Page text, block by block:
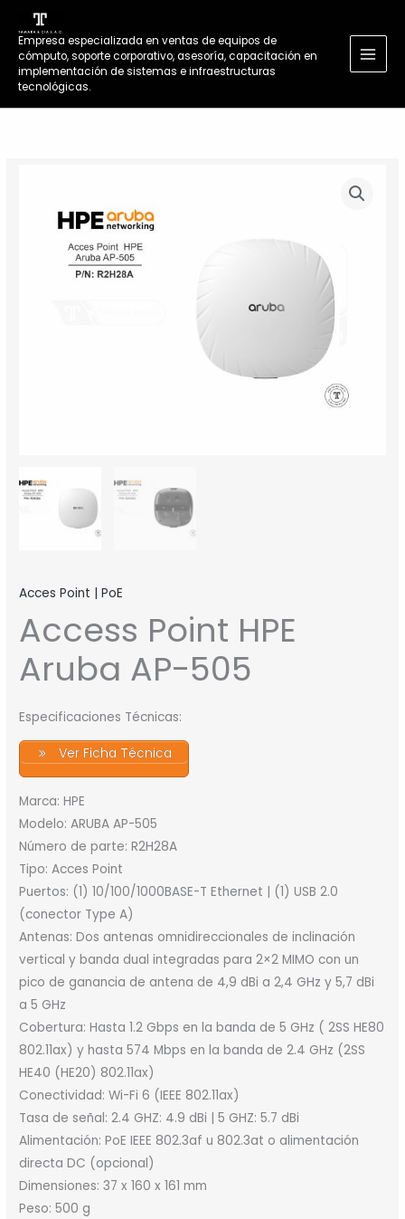
contenido
Empresa especializada en ventas de equipos de
cómputo, soporte corporativo, asesoría, capacitación en
implementación de sistemas e infraestructuras
tecnológicas.
Acces Point | PoE
Access Point HPE
Aruba AP-505
Especificaciones Técnicas:
Ver Ficha Técnica
Marca: HPE
Modelo: ARUBA AP-505
Número de parte: R2H28A
Tipo: Acces Point
Puertos: (1) 10/100/1000BASE-T Ethernet | (1) USB 2.0
(conector Type A)
Antenas: Dos antenas omnidireccionales de inclinación
vertical y banda dual integradas para 2×2 MIMO con un
pico de ganancia de antena de 4,9 dBi a 2,4 GHz y 5,7 dBi
a 5 GHz
Cobertura: Hasta 1.2 Gbps en la banda de 5 GHz ( 2SS HE80
802.11ax) y hasta 574 Mbps en la banda de 2.4 GHz (2SS
HE40 (HE20) 802.11ax)
Conectividad: Wi-Fi 6 (IEEE 802.11ax)
Tasa de señal: 2.4 GHZ: 4.9 dBi | 5 GHZ: 5.7 dBi
Alimentación: PoE IEEE 802.3af u 802.3at o alimentación
directa DC (opcional)
Dimensiones: 37 x 160 x 161 mm
Peso: 500 g